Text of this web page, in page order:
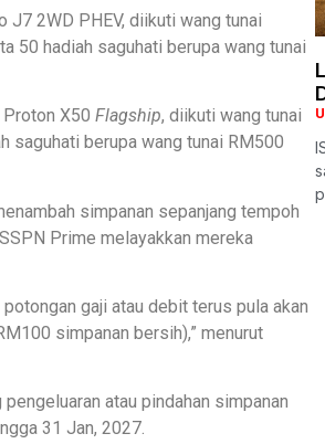
J7 2WD PHEV, diikuti wang tunai
50 hadiah saguhati berupa wang tunai
Proton X50 Flagship, diikuti wang tunai
saguhati berupa wang tunai RM500
simpanan sepanjang tempoh
Prime melayakkan mereka
gaji atau debit terus pula akan
simpanan bersih),” menurut
atau pindahan simpanan
31 Jan, 2027.